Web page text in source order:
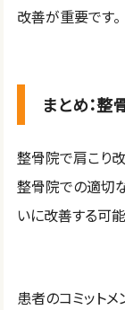
改善が重要です。
まとめ：整
整骨院で肩こり
整骨院での適切
いに改善する可
患者のコミット